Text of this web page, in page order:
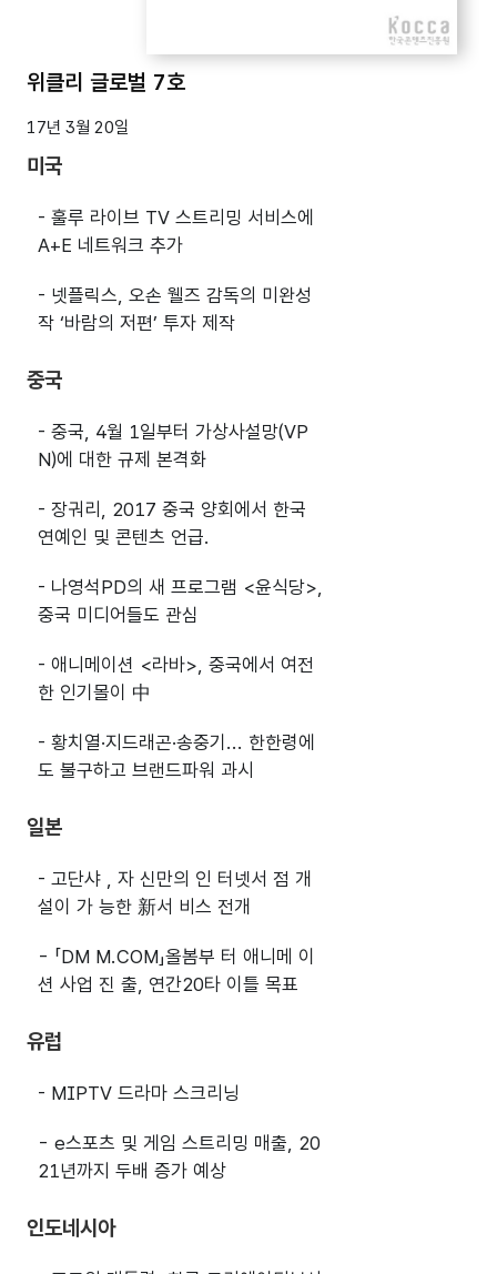
위클리 글로벌 7호
17년 3월 20일
미국
- 훌루 라이브 TV 스트리밍 서비스에
A+E 네트워크 추가
- 넷플릭스, 오손 웰즈 감독의 미완성
작 ‘바람의 저편’ 투자 제작
중국
- 중국, 4월 1일부터 가상사설망(VP
N)에 대한 규제 본격화
- 장궈리, 2017 중국 양회에서 한국
연예인 및 콘텐츠 언급.
- 나영석PD의 새 프로그램 <윤식당>,
중국 미디어들도 관심
- 애니메이션 <라바>, 중국에서 여전
한 인기몰이 中
- 황치열·지드래곤·송중기... 한한령에
도 불구하고 브랜드파워 과시
일본
- 고단샤 , 자 신만의 인 터넷서 점 개
설이 가 능한 新서 비스 전개
- 「DM M.COM」올봄부 터 애니메 이
션 사업 진 출, 연간20타 이틀 목표
유럽
- MIPTV 드라마 스크리닝
- e스포츠 및 게임 스트리밍 매출, 20
21년까지 두배 증가 예상
인도네시아